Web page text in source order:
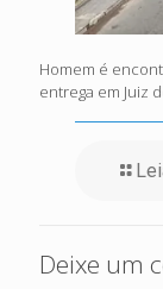
Homem é
entrega em Juiz
Deixe um